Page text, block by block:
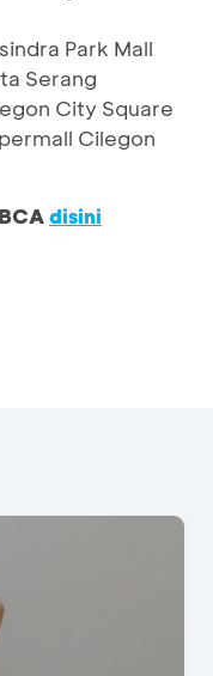
Park Mall
Serang
City Square
Cilegon
disini